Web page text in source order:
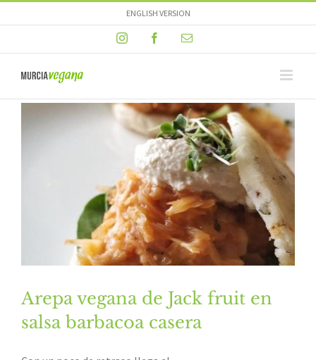
to
ENGLISH VERSION
InstagramFacebookEmail
Arepa vegana de Jack fruit en
salsa barbacoa casera